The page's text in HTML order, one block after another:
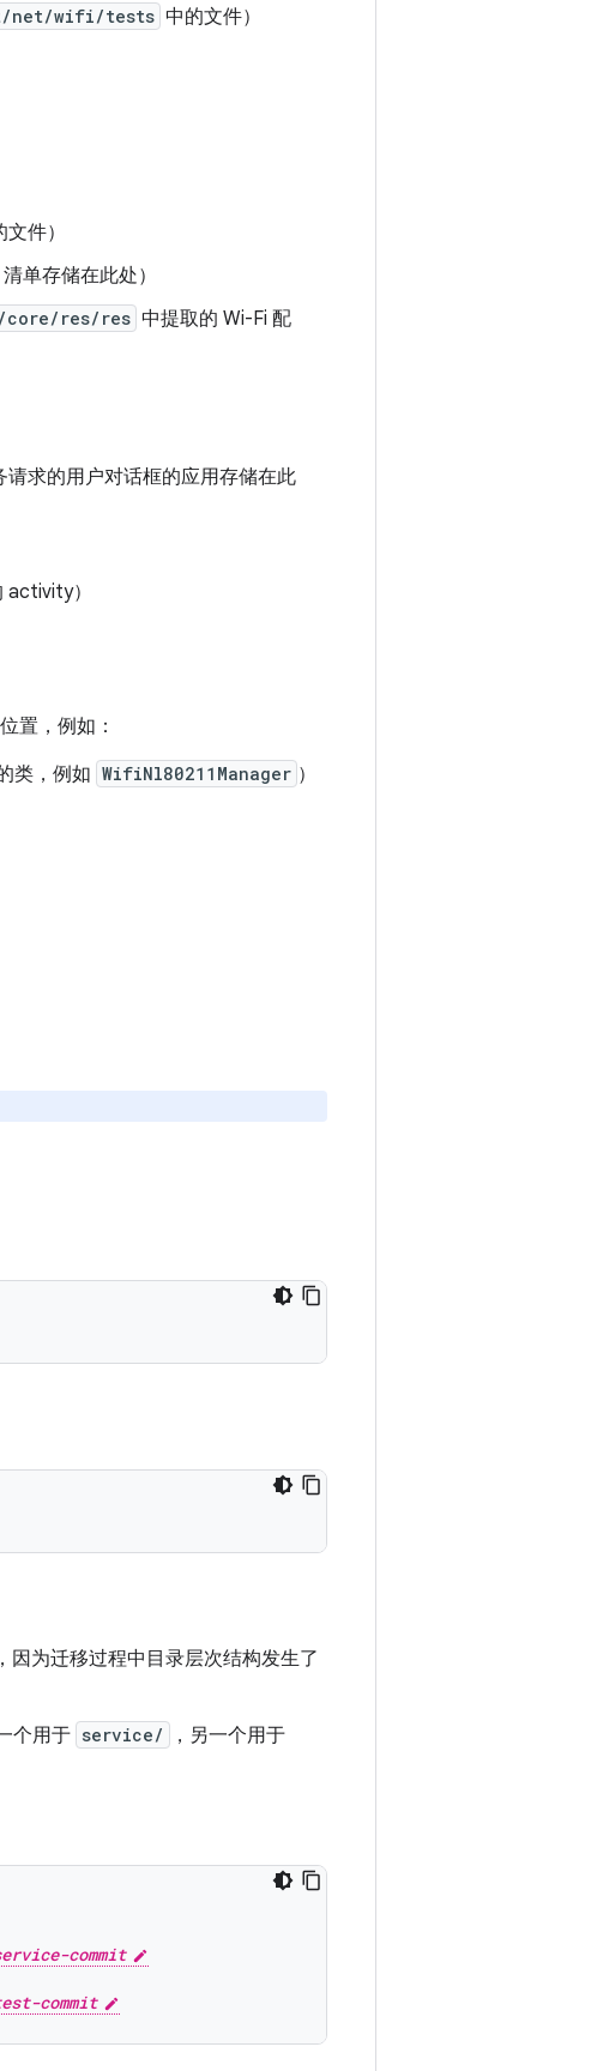
net/wifi/tests 中的文件）
件）
单存储在此处）
core/res/res 中提取的 Wi-Fi 配
请求的用户对话框的应用存储在此
activity）
置，例如：
类，例如 WifiNl80211Manager ）
因为迁移过程中目录层次结构发生了
个用于 service/ ，另一个用于
commit
commit